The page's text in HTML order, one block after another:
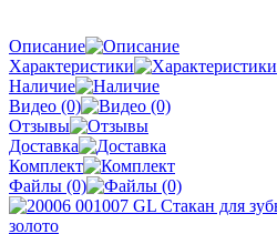
Описание
Характеристики
Наличие
Видео (0)
Отзывы
Доставка
Комплект
Файлы (0)